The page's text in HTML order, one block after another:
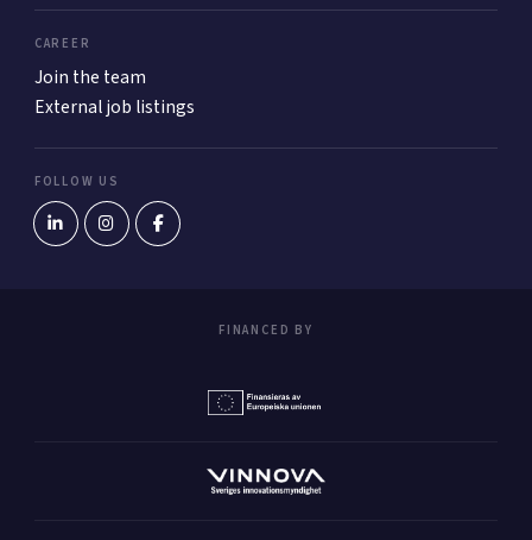
CAREER
Join the team
External job listings
FOLLOW US
FINANCED BY